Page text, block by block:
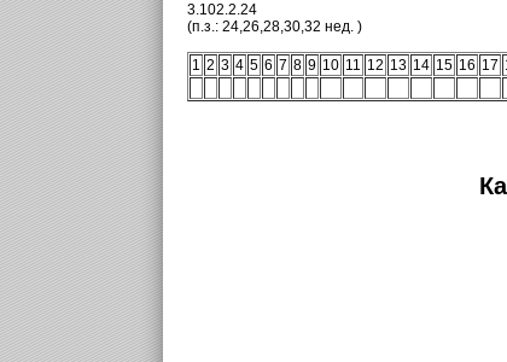
3.102.2.24
(п.з.: 24,26,28,30,32 нед. )
1 2 3 4 5 6 7 8 9 10 11 12 13 14 15 16 17